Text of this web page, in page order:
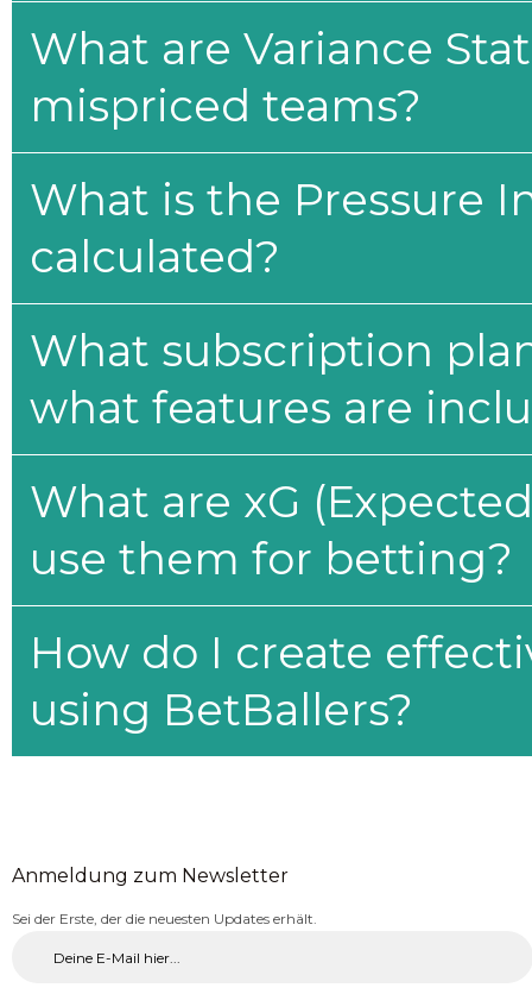
What are Variance
mispriced teams?
What is the Pressure
calculated?
What subscription
what features are
What are xG
use them for betting?
How do I create
using BetBallers?
Anmeldung zum Newsletter
Sei der Erste, der die neuesten Updates erhält.